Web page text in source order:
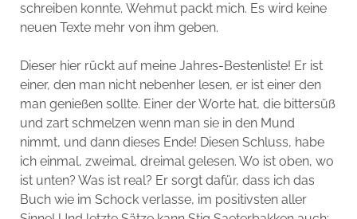
schreiben konnte. Wehmut packt mich. Es wird keine
neuen Texte mehr von ihm geben.
Dieser hier rückt auf meine Jahres-Bestenliste! Er ist
einer, den man nicht nebenher lesen, er ist einer den
man genießen sollte. Einer der Worte hat, die bittersüß
und zart schmelzen wenn man sie in den Mund
nimmt, und dann dieses Ende! Diesen Schluss, habe
ich einmal, zweimal, dreimal gelesen. Wo ist oben, wo
ist unten? Was ist real? Er sorgt dafür, dass ich das
Buch wie im Schock verlasse, im positivsten aller